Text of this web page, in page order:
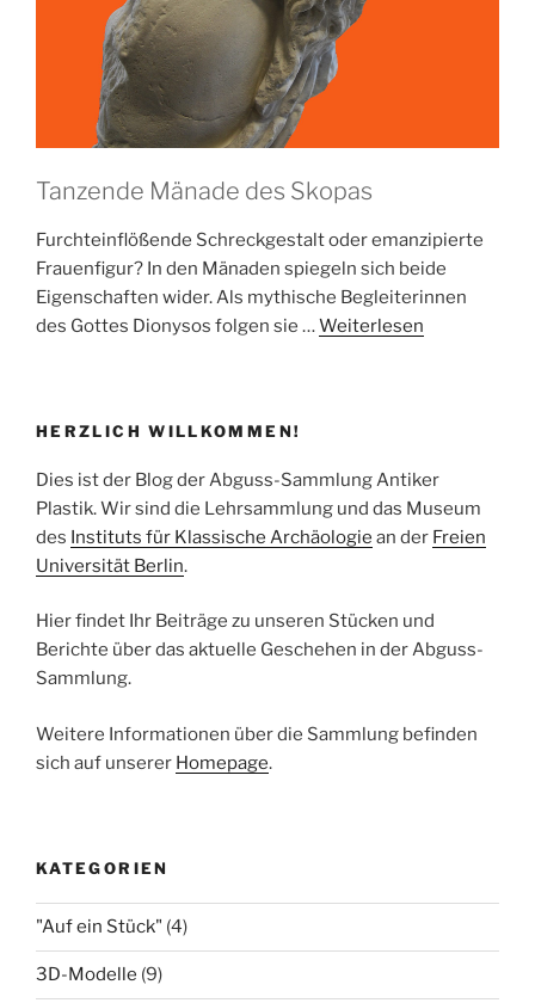
Tanzende Mänade des Skopas
Furchteinflößende Schreckgestalt oder emanzipierte
Frauenfigur? In den Mänaden spiegeln sich beide
Eigenschaften wider. Als mythische Begleiterinnen
des Gottes Dionysos folgen sie …Weiterlesen
HERZLICH WILLKOMMEN!
Dies ist der Blog der Abguss-Sammlung Antiker
Plastik. Wir sind die Lehrsammlung und das Museum
des Instituts für Klassische Archäologie an der Freien
Universität Berlin.
Hier findet Ihr Beiträge zu unseren Stücken und
Berichte über das aktuelle Geschehen in der Abguss-
Sammlung.
Weitere Informationen über die Sammlung befinden
sich auf unserer Homepage.
KATEGORIEN
"Auf ein Stück" (4)
3D-Modelle (9)